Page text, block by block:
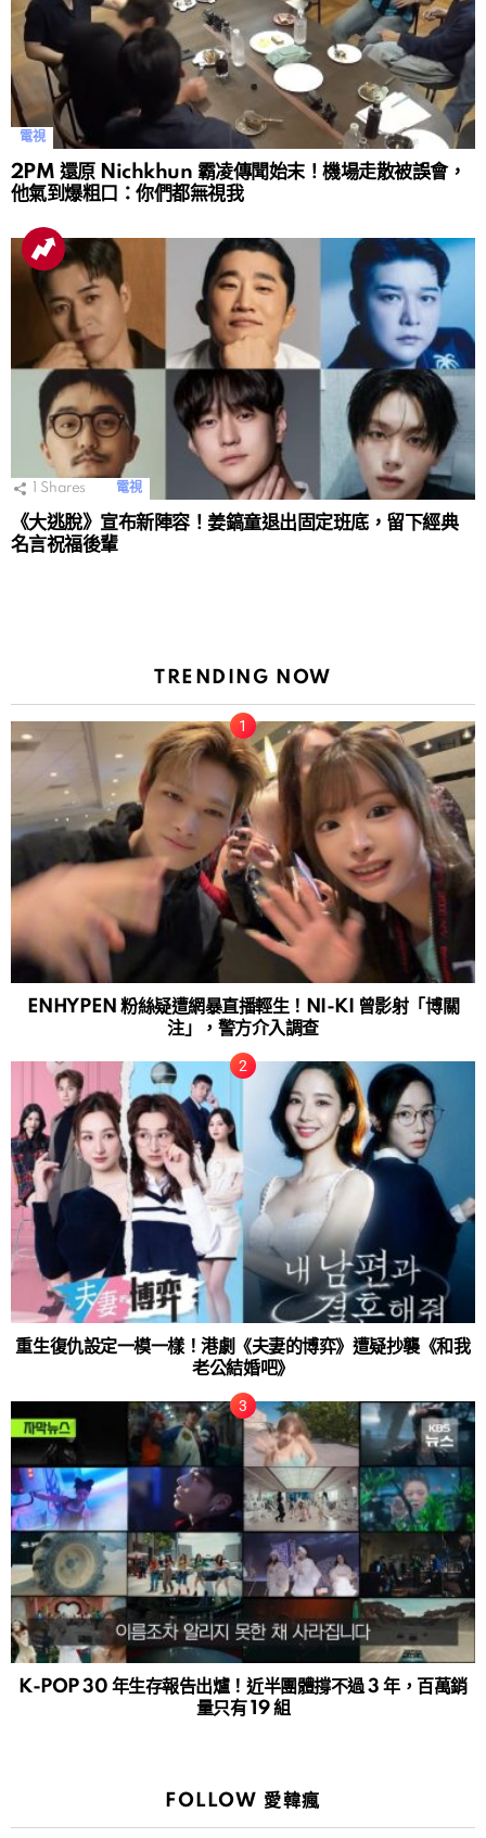
電視
2PM 還原 Nichkhun 霸凌傳聞始末！機場走散被誤會，
他氣到爆粗口：你們都無視我
Shares 電視
《大逃脫》宣布新陣容！姜鎬童退出固定班底，留下經典
名言祝福後輩
TRENDING NOW
ENHYPEN 粉絲疑遭網暴直播輕生！NI-KI 曾影射「博關
注」，警方介入調查
重生復仇設定一模一樣！港劇《夫妻的博弈》遭疑抄襲《和我
老公結婚吧》
K-POP 30 年生存報告出爐！近半團體撐不過 3 年，百萬銷
量只有 19 組
FOLLOW 愛韓瘋